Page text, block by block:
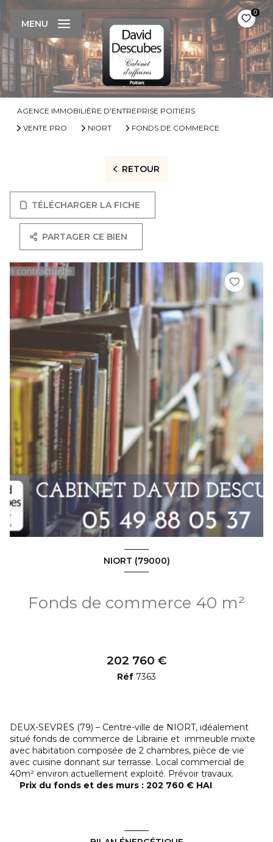
0
MENU
AGENCE IMMOBILIÈRE D'ENTREPRISE POITIERS
VENTE PRO
NIORT FONDS DE COMMERCE
RETOUR
TÉLÉCHARGER LA FICHE
PARTAGER CE BIEN
NIORT (79000)
Fonds de commerce 40 m²
202 760 €
Réf 7363
DEUX-SEVRES (79) – Centre-ville de NIORT, idéalement
situé fonds de commerce de Librairie et immeuble mixte
avec habitation composée de 2 chambres, pièce de vie
avec cuisine donnant sur terrasse. Local commercial de
40m² environ actuellement exploité. Prévoir travaux.
Prix du fonds et des murs : 202 760 € HAI